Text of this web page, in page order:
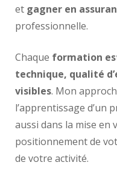
et gagner en
professionnelle.
Chaque formation
technique, qualité
visibles. Mon
l’apprentissage d’un
aussi dans la mise en
positionnement de
de votre activité.